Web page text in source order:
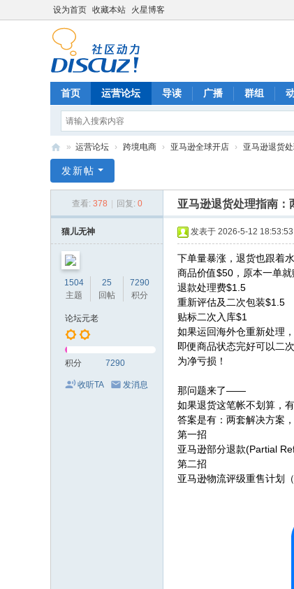
设为首页 收藏本站 火星博客
首页 运营论坛 导读 广播 群组
商
» 运营论坛 › 跨境电商 › 亚马逊全球开店 › 亚马逊退货
发新帖
查看: 378 回复: 0 亚马逊退货处理指南：
猫儿无神
1504
主题
25
回帖
7290
积分
论坛元老
积分 7290
收听TA 发消息
发表于 2026-5-12 18:53:53
下单量暴涨，退货也跟着
商品价值$50，原本一单就
退款处理费$1.5
重新评估及二次包装$1.5
贴标二次入库$1
如果运回海外仓重新处理
即便商品状态完好可以二
为净亏损！
那问题来了——
如果退货这笔帐不划算，
答案是有：两套解决方案
第一招
亚马逊部分退款(Partial
第二招
亚马逊物流评级重售计划